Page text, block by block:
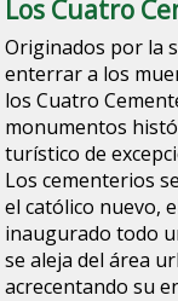
Los Cuatro
Originados por la
enterrar a los
los Cuatro
monumentos
turístico de
Los cementerios
el católico nuevo,
inaugurado todo
se aleja del área
acrecentando su